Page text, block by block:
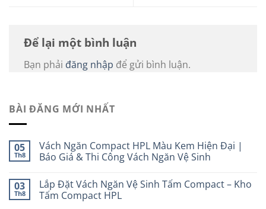
Để lại một bình luận
Bạn phải đăng nhập để gửi bình luận.
BÀI ĐĂNG MỚI NHẤT
05
Th8
Vách Ngăn Compact HPL Màu Kem Hiện Đại |
Báo Giá & Thi Công Vách Ngăn Vệ Sinh
03
Th8
Lắp Đặt Vách Ngăn Vệ Sinh Tấm Compact – Kho
Tấm Compact HPL